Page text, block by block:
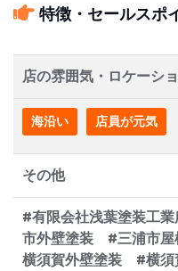
特徴・セールスポ
店の雰囲気・ロケーシ
海沿い 店員が元気
その他
#有限会社浅葉塗装工
市外壁塗装 #三浦市
横須賀外壁塗装 #横